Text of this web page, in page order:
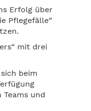
Erfolg über
Pflegefälle“
mit drei
beim
und